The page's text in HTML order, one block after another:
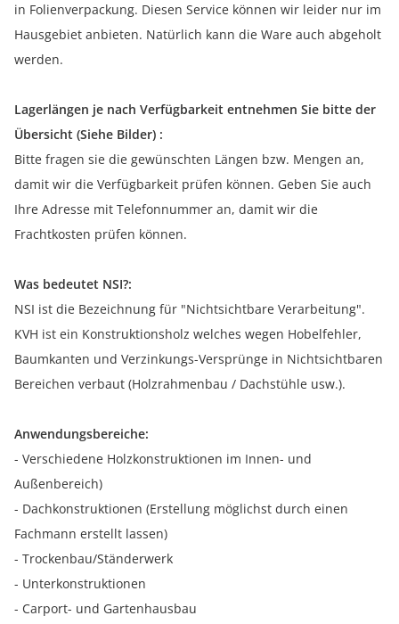
in Folienverpackung. Diesen Service können wir leider nur im
Hausgebiet anbieten. Natürlich kann die Ware auch abgeholt
werden.
Lagerlängen je nach Verfügbarkeit entnehmen Sie bitte der
Übersicht (Siehe Bilder) :
Bitte fragen sie die gewünschten Längen bzw. Mengen an,
damit wir die Verfügbarkeit prüfen können. Geben Sie auch
Ihre Adresse mit Telefonnummer an, damit wir die
Frachtkosten prüfen können.
Was bedeutet NSI?:
NSI ist die Bezeichnung für "Nichtsichtbare Verarbeitung".
KVH ist ein Konstruktionsholz welches wegen Hobelfehler,
Baumkanten und Verzinkungs-Versprünge in Nichtsichtbaren
Bereichen verbaut (Holzrahmenbau / Dachstühle usw.).
Anwendungsbereiche:
- Verschiedene Holzkonstruktionen im Innen- und
Außenbereich)
- Dachkonstruktionen (Erstellung möglichst durch einen
Fachmann erstellt lassen)
- Trockenbau/Ständerwerk
- Unterkonstruktionen
- Carport- und Gartenhausbau